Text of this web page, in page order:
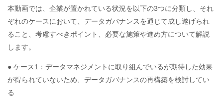
本動画では、企業が置かれている状況を以下の3つに分類し、それ
ぞれのケースにおいて、データガバナンスを通じて成し遂げられ
ること、考慮すべきポイント、必要な施策や進め方について解説
します。
● ケース1：データマネジメントに取り組んでいるが期待した効果
が得られていないため、データガバナンスの再構築を検討してい
る